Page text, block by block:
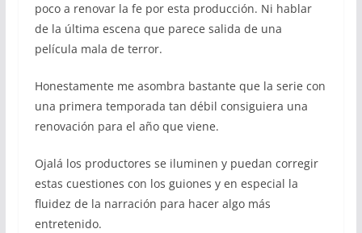
poco a renovar la fe por esta producción. Ni hablar
de la última escena que parece salida de una
película mala de terror.
Honestamente me asombra bastante que la serie con
una primera temporada tan débil consiguiera una
renovación para el año que viene.
Ojalá los productores se iluminen y puedan corregir
estas cuestiones con los guiones y en especial la
fluidez de la narración para hacer algo más
entretenido.